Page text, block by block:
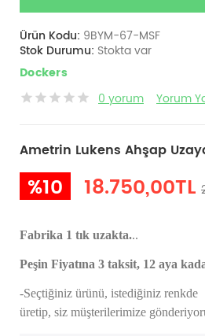
Ürün Kodu: 9BYM-67-MSF
Stok Durumu: Stokta var
Dockers
0 yorum
Yorum
Ametrin Lukens Ahşap
%10 18.750,00TL
Fabrika 1 tık uzakta...
Peşin Fiyatına 3 taksit, 12 aya
-Seçtiğiniz ürünü, istediğiniz renkde
üretip, siz müşterilerimize